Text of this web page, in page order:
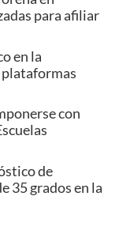
para afiliar
en la
con
de
35 grados en la